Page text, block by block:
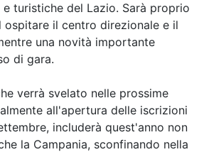
turistiche del Lazio. Sarà proprio
il centro direzionale e il
una novità importante
di gara.
verrà svelato nelle prossime
all'apertura delle iscrizioni
includerà quest'anno non
la Campania, sconfinando nella